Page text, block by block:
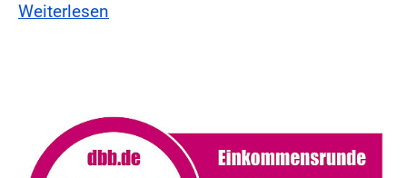
Weiterlesen